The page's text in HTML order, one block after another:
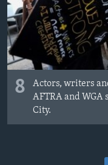
8
Actors, writers
AFTRA and
City.